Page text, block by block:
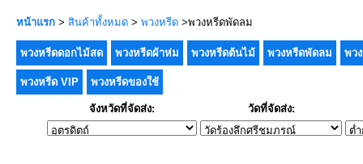
หน้าแรก > สินค้าทั้งหมด > พวงหรีด >พวงหรีดพัดลม
พวงหรีดดอกไม้สด พวงหรีดผ้าห่ม พวงหรีดต้นไม้ พวงหรีดพัดลม พว
พวงหรีด VIP พวงหรีดของใช้
จังหวัดที่จัดส่ง: วัดที่จัดส่ง: